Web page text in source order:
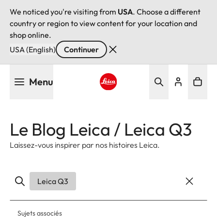
We noticed you're visiting from USA. Choose a different
country or region to view content for your location and
shop online.
USA (English)
Continuer
Menu
Le Blog Leica / Leica Q3
Laissez-vous inspirer par nos histoires Leica.
Leica Q3
Sujets associés